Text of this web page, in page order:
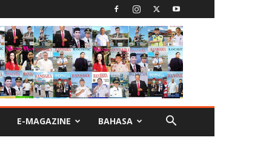
E-MAGAZINE BAHASA